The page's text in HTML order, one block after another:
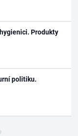
Produkty
politiku.